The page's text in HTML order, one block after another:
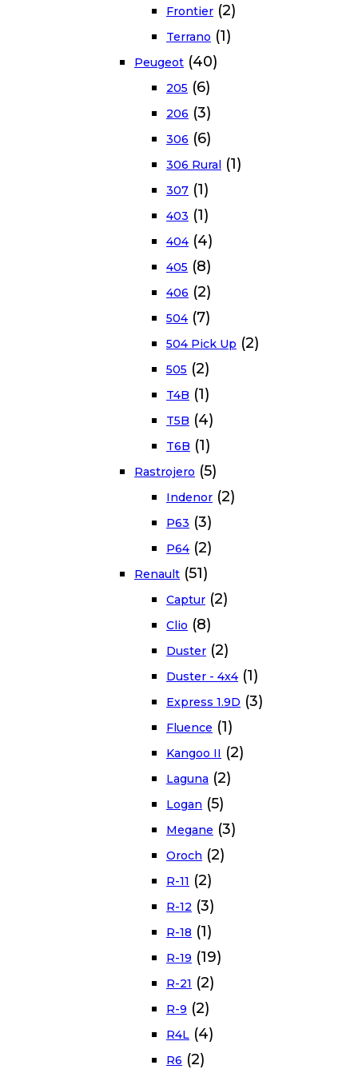
Frontier (2)
Terrano (1)
Peugeot (40)
205 (6)
206 (3)
306 (6)
306 Rural (1)
307 (1)
403 (1)
404 (4)
405 (8)
406 (2)
504 (7)
504 Pick Up (2)
505 (2)
T4B (1)
T5B (4)
T6B (1)
Rastrojero (5)
Indenor (2)
P63 (3)
P64 (2)
Renault (51)
Captur (2)
Clio (8)
Duster (2)
Duster - 4x4 (1)
Express 1.9D (3)
Fluence (1)
Kangoo II (2)
Laguna (2)
Logan (5)
Megane (3)
Oroch (2)
R-11 (2)
R-12 (3)
R-18 (1)
R-19 (19)
R-21 (2)
R-9 (2)
R4L (4)
R6 (2)